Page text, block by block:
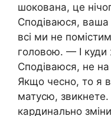
шокована, це
Сподіваюся, ваша
всі ми не
головою. — І
Сподіваюся, не
Якщо чесно, то я
матусю, звикнете.
кардинально